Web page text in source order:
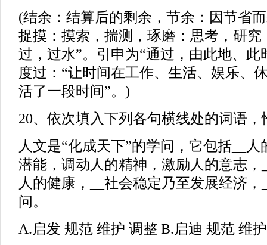
(结余：结算后的剩余，节余：因节省
捉摸：摸索，揣测，琢磨：思考，研究
过，过水”。引申为“通过，由此地、此
度过：“让时间在工作、生活、娱乐、
活了一段时间”。)
20、依次填入下列各句横线处的词语
人文是“化成天下”的学问，它包括__
潜能，调动人的精神，激励人的意志，
人的健康，__社会稳定乃至发展经济
问。
A.启发 规范 维护 调整 B.启迪 规范 维